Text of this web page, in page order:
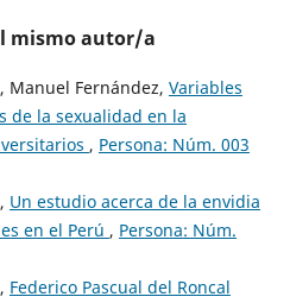
mismo autor/a
Manuel Fernández, Variables
de la sexualidad en la
, Persona: Núm. 003
Un estudio acerca de la envidia
en el Perú , Persona: Núm.
Federico Pascual del Roncal